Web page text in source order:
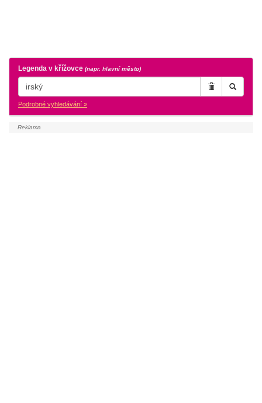
Legenda v křížovce (napr. hlavní město)
Podrobné vyhledávání »